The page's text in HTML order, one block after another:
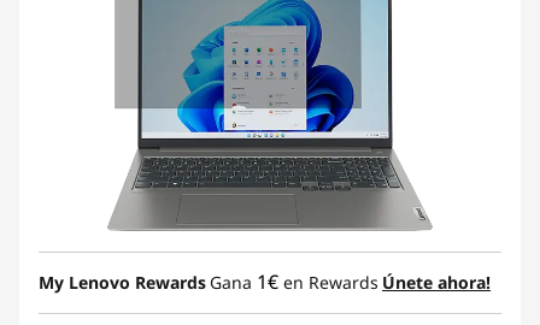
My Lenovo Rewards Gana 1€ en Rewards Únete ahora!